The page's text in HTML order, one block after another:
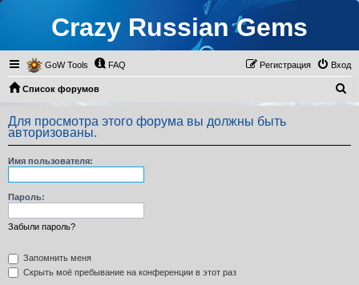
Crazy Russian Gems
GoW Tools FAQ Вход
Регистрация
Список форумов
о
с
Для просмотра этого форума вы должны быть
авторизованы.
Имя пользователя:
Пароль:
Забыли пароль?
Запомнить меня
Скрыть моё пребывание на конференции в этот раз